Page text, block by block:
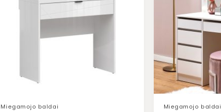
Miegamojo baldai Miegamojo baldai